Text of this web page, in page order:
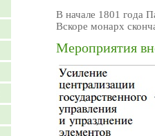
В начале 1801 года
Вскоре монарх
Мероприятия